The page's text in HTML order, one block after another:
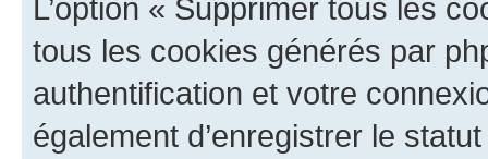
L’option « Supprimer tous les
tous les cookies générés par
authentification et votre
également d’enregistrer le